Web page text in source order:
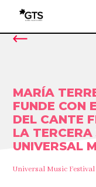
MARÍA
FUNDE CON
DEL CANTE
LA
UNIVERSAL
Universal Music Festival